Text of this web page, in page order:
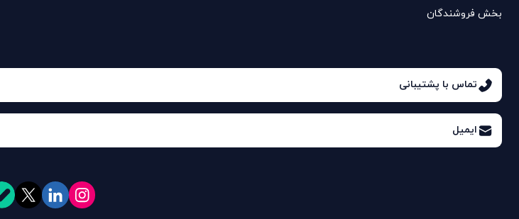
بخش فروشندگان
تماس با پشتیبانی
ایمیل